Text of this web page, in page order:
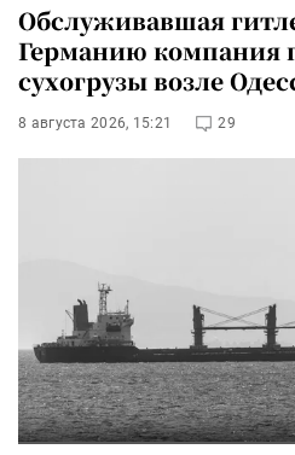
Обслуживавшая
Германию компания
сухогрузы возле
8 августа 2026, 15:21 29